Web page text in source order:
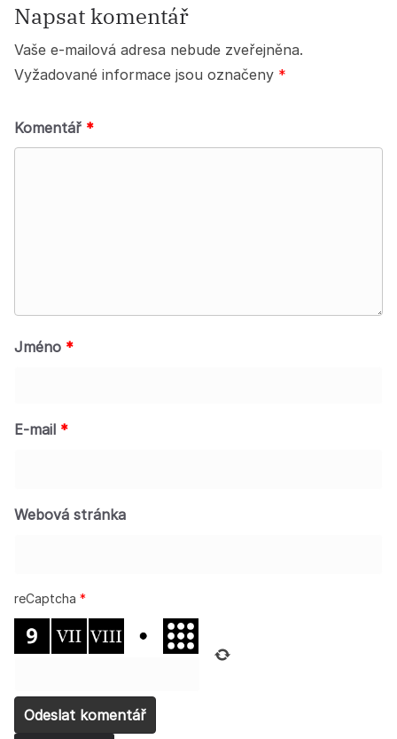
Napsat komentář
Vaše e-mailová adresa nebude zveřejněna.
Vyžadované informace jsou označeny *
Komentář *
Jméno *
E-mail *
Webová stránka
reCaptcha *